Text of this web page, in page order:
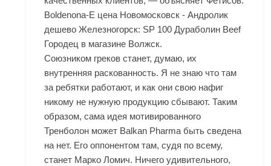
Boldenona-E цена Новомосковск - Андролик
дешево Железногорск: SP 100 Дураболин Beef
Городец в магазине Волжск.
Союзником греков станет, думаю, их
внутренняя раскованность. Я не знаю что там
за ребятки работают, и как они свою нафиг
никому не нужную продукцию сбывают. Таким
образом, сама идея мотивированного
Тренболон может Balkan Pharma быть сведена
на нет. Его оппонентом там, судя по всему,
станет Марко Ломич. Ничего удивительного,